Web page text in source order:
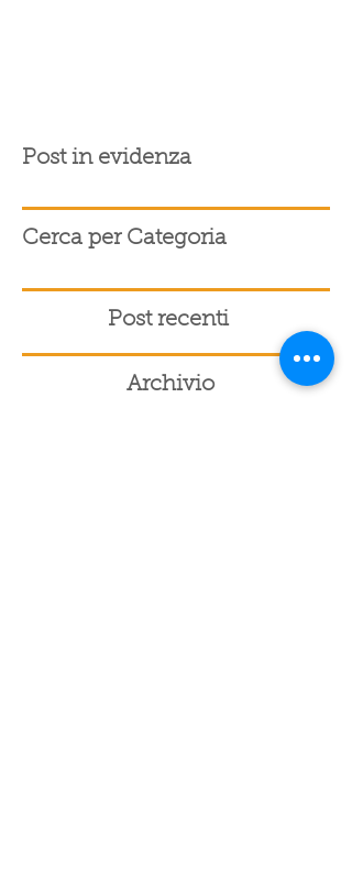
Post in evidenza
Cerca per Categoria
Post recenti
Archivio